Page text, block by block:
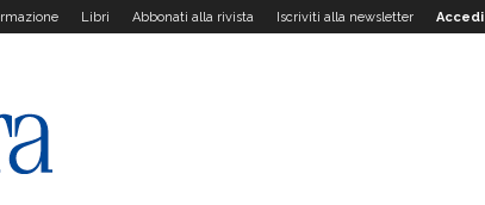
Libri Abbonati alla rivista Iscriviti alla newsletter Accedi